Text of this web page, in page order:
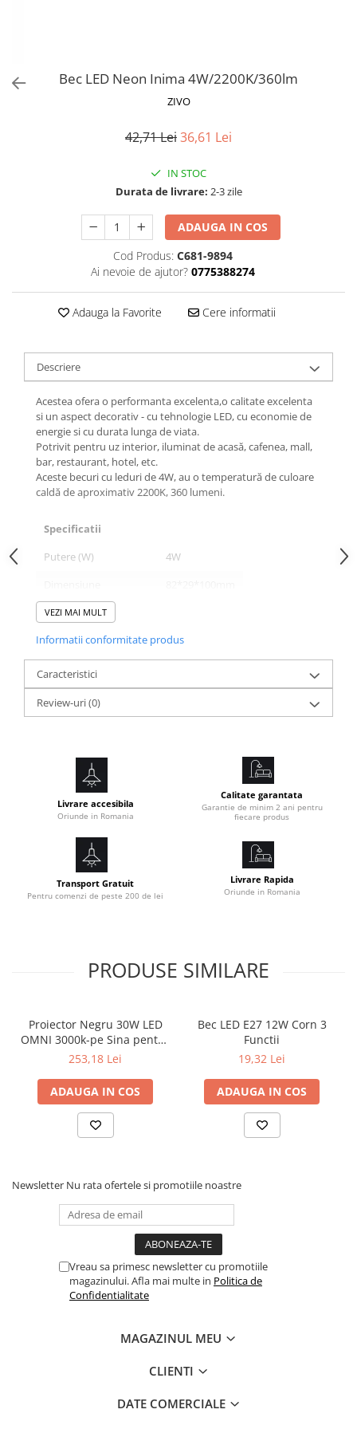
Bec LED Neon Inima 4W/2200K/360lm
ZIVO
42,71 Lei36,61 Lei
IN STOC
Durata de livrare: 2-3 zile
ADAUGA IN COS
Cod Produs: C681-9894
Ai nevoie de ajutor? 0775388274
Adauga la Favorite Cere informatii
Descriere
Acestea ofera o performanta excelenta,o calitate excelenta
si un aspect decorativ - cu tehnologie LED, cu economie de
energie si cu durata lunga de viata.
Potrivit pentru uz interior, iluminat de acasă, cafenea, mall,
bar, restaurant, hotel, etc.
Aceste becuri cu leduri de 4W, au o temperatură de culoare
caldă de aproximativ 2200K, 360 lumeni.
Specificatii
Putere (W)
4W
Tip Dulie
Durata Medie De Viata
30.000 ore
Caracteristici Optice
Lumeni
Output
Tensiune
VEZI MAI MULT
Informatii conformitate produs
Caracteristici
Review-uri(0)
Livrare accesibila
Oriunde in Romania
Calitate garantata
Garantie de minim 2 ani pentru
fiecare produs
Transport Gratuit
Pentru comenzi de peste 200 de lei
Livrare Rapida
Oriunde in Romania
PRODUSE SIMILARE
Proiector Negru 30W LED
OMNI 3000k-pe Sina pentru
Display Magazin
253,18 Lei
ADAUGA IN COS
Bec LED E27 12W Corn 3
Functii
19,32 Lei
ADAUGA IN COS
Newsletter Nu rata ofertele si promotiile noastre
Vreau sa primesc newsletter cu promotiile
magazinului. Afla mai multe in Politica de
Confidentialitate
MAGAZINUL MEU
CLIENTI
DATE COMERCIALE